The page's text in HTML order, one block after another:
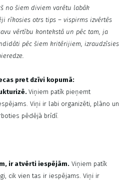
no šiem diviem varētu labāk
rīkosies otrs tips – vispirms izvērtēs
vērtību kontekstā un pēc tam, ja
pēc šiem kritērijiem, izraudzīsies
pret dzīvi kopumā:
Viņiem patīk pieņemt
Viņi ir labi organizēti, plāno un
pēdējā brīdī.
ir atvērti iespējām. Viņiem patīk
cik vien tas ir iespējams. Viņi ir